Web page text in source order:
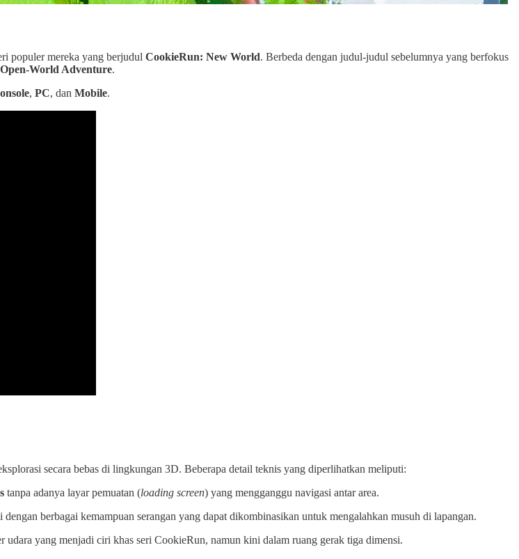
populer mereka yang berjudul CookieRun: New World. Berbeda dengan judul-judul sebelumnya yang berfokus
Open-World Adventure.
, PC, dan Mobile.
secara bebas di lingkungan 3D. Beberapa detail teknis yang diperlihatkan meliputi:
tanpa adanya layar pemuatan (loading screen) yang mengganggu navigasi antar area.
dengan berbagai kemampuan serangan yang dapat dikombinasikan untuk mengalahkan musuh di lapangan.
udara yang menjadi ciri khas seri CookieRun, namun kini dalam ruang gerak tiga dimensi.